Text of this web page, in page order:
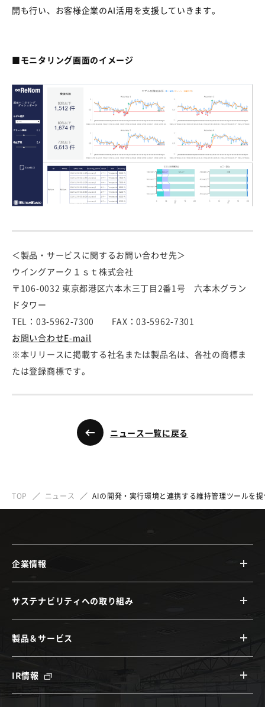
開も行い、お客様企業のAI活用を支援していきます。
■モニタリング画面のイメージ
＜製品・サービスに関するお問い合わせ先＞
ウイングアーク１ｓｔ株式会社
〒106-0032 東京都港区六本木三丁目2番1号 六本木グラン
ドタワー
TEL：03-5962-7300 FAX：03-5962-7301
お問い合わせE-mail
※本リリースに掲載する社名または製品名は、各社の商標ま
たは登録商標です。
ニュース一覧に戻る
TOP ニュース AIの開発・実行環境と連携する維持管理ツールを
企業情報
サステナビリティへの取り組み
製品＆サービス
IR情報